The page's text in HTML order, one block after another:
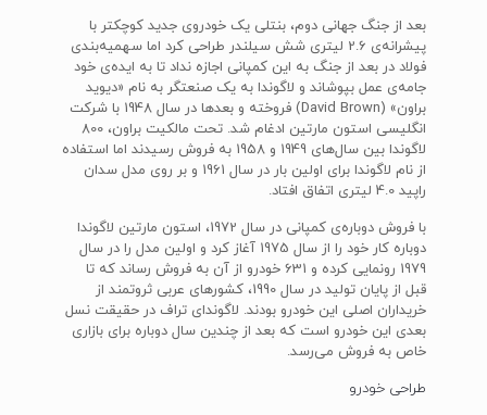
بعد از جنگ جهانی دوم، بنتلی یک خودروی جدید کوچکتر با
پیشرانه‌ی 2.6 لیتری شش سیلندر طراحی کرد اما سهمیه‌بندی
فولاد در بعد از جنگ به این کمپانی اجازه نداد تا به ایده‌ی خود
جامه‌ی عمل بپوشاند و لاگوندا به یک صنعتگر به نام «دیوید
براون» (David Brown) فروخته و بعدها در سال 1948 با شرکت
انگلیسی استون مارتین ادغام شد. تحت مالکیت براون، 800
لاگوندا بین سال‌های 1949 و 1958 به فروش رسیدند اما استفاده
از نام لاگوندا برای اولین بار در سال 1961 و بر روی مدل سدان
راپید 4.0 لیتری اتفاق افتاد.
با فروش دوباره‌ی کمپانی در سال 1972، استون مارتین لاگوندا
دوباره کار خود را از سال 1975 آغاز کرد و اولین مدل را در سال
1979 رونمایی کرده و 631 خودرو از آن به فروش رساند که تا
قبل از پایان تولید در سال 1990، کشورهای عربی ثروتمند از
خریداران اصلی این خودرو بودند. لاگوندای تراف در حقیقت نسل
بعدی این خودرو است که بعد از چندین سال دوباره برای بازاری
خاص به فروش می‌رسد.
طراحی خودرو